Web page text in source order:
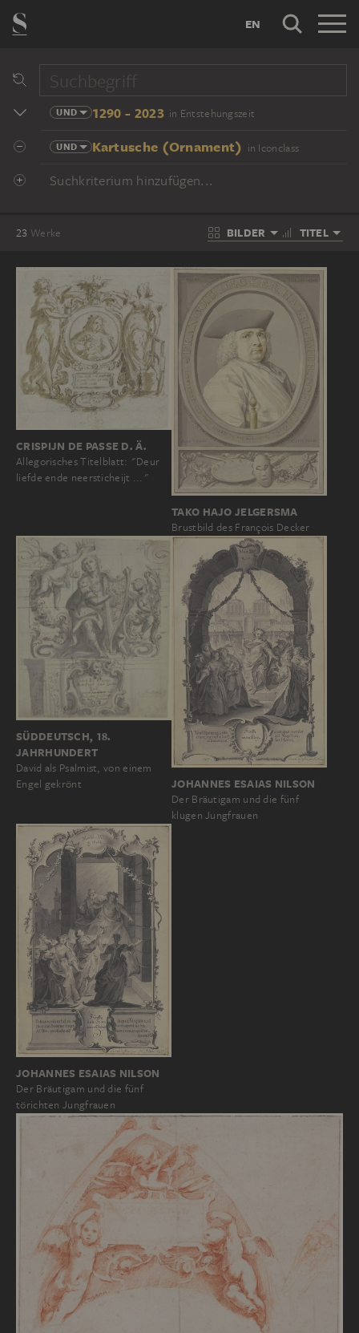
EN
UND 1290 - 2023 in Entstehungszeit
UND Kartusche (Ornament) in Iconclass
Suchkriterium hinzufügen...
23 Werke BILDER TITEL
CRISPIJN DE PASSE D. Ä.
Allegorisches Titelblatt: "Deur
liefde ende neersticheijt ..."
TAKO HAJO JELGERSMA
Brustbild des François Decker
SÜDDEUTSCH, 18.
JAHRHUNDERT
David als Psalmist, von einem
Engel gekrönt
JOHANNES ESAIAS NILSON
Der Bräutigam und die fünf
klugen Jungfrauen
JOHANNES ESAIAS NILSON
Der Bräutigam und die fünf
törichten Jungfrauen